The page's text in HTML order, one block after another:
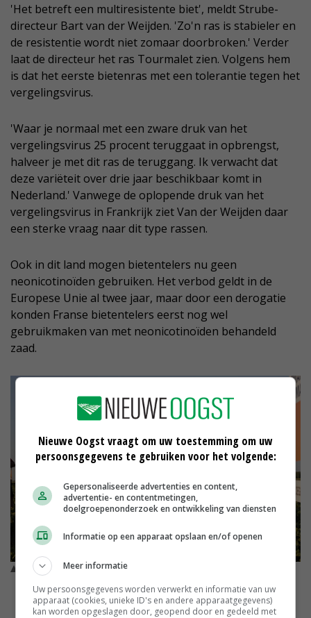
'Het betreft een multiresistente biet', meldt Strube-
directeur Bart van der Weijden. 'Zo'n ras is stabieler en
de resistentie wordt niet zomaar doorbroken.' Verder
laat de directeur het ras Tourmalet zien. Volgens hem
is dat het eerste bietenras met een tolerantie tegen het
vergelingsvirus.
'Waar je normaal met een zware druk van het
vergelingsvirus 25 procent teruggaat in opbrengst,
halveer je met dit ras de teruggang. Ik verwacht dat
deze variëteit over drie jaar beschikbaar komt in
Nederland.' Vanwege de oplopende druk van het
vergelingsvirus in Frankrijk ziet Van der Weijden daar
een sterke vraag naar dit type rassen.
Ook in dit land mogen bietentelers nu geen
neonicotinoïden gebruiken. Het verbod geldt in de
Europese Unie al twee jaar, maar door een derogatie
konden Franse bietentelers eerst nog wel
gebruikmaken van met neonicotinoïden behandeld
zaad.
KWS-adviseur Rob Klunder: 'Met een CR+ ras is twee keer
Nieuwe Oogst vraagt om uw toestemming om uw
persoonsgegevens te gebruiken voor het volgende:
Gepersonaliseerde advertenties en content,
advertentie- en contentmetingen,
doelgroepenonderzoek en ontwikkeling van diensten
Informatie op een apparaat opslaan en/of openen
Meer informatie
Uw persoonsgegevens worden verwerkt en informatie van uw
apparaat (cookies, unieke ID's en andere apparaatgegevens)
kan worden opgeslagen door, geopend door en gedeeld met